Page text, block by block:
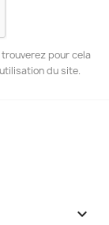
pour cela
du site.
